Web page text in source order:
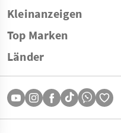
Kleinanzeigen
Top Marken
Länder